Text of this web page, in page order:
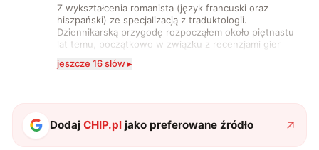
Z wykształcenia romanista (język francuski oraz
hiszpański) ze specjalizacją z traduktologii.
Dziennikarską przygodę rozpocząłem około piętnastu
lat temu, początkowo w związku z recenzjami gier
komputerowych i filmów. Obecnie publikuję
zdecydowanie częściej na tematy związane z nauką
także uprawiać oraz oglądać sport.
jeszcze 16 słów ▸
DodajCHIP.pl jako preferowane źródło